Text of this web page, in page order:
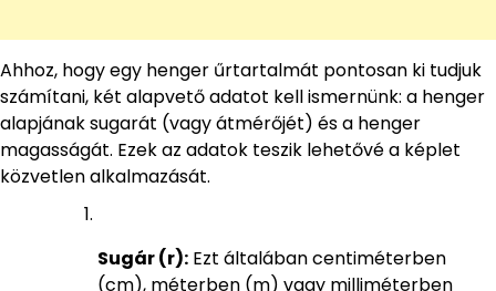
Ahhoz, hogy egy henger űrtartalmát pontosan ki tudjuk
számítani, két alapvető adatot kell ismernünk: a henger
alapjának sugarát (vagy átmérőjét) és a henger
magasságát. Ezek az adatok teszik lehetővé a képlet
közvetlen alkalmazását.
Sugár (r): Ezt általában centiméterben
(cm), méterben (m) vagy milliméterben